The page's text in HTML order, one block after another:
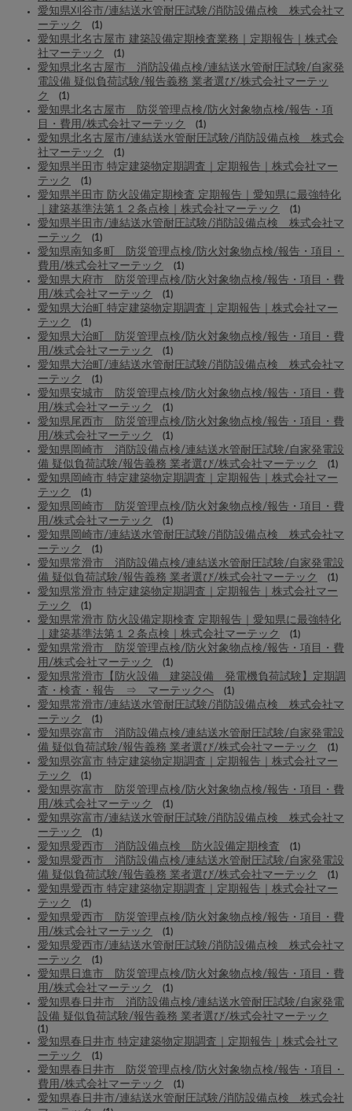
愛知県刈谷市/連結送水管耐圧試験/消防設備点検 株式会社マ
ーテック
(1)
愛知県北名古屋市 建築設備定期検査業務｜定期報告｜株式会
社マーテック
(1)
愛知県北名古屋市 消防設備点検/連結送水管耐圧試験/自家発
電設備 疑似負荷試験/報告義務 業者選び/株式会社マーテッ
ク
(1)
愛知県北名古屋市 防災管理点検/防火対象物点検/報告・項
目・費用/株式会社マーテック
(1)
愛知県北名古屋市/連結送水管耐圧試験/消防設備点検 株式会
社マーテック
(1)
愛知県半田市 特定建築物定期調査｜定期報告｜株式会社マー
テック
(1)
愛知県半田市 防火設備定期検査 定期報告｜愛知県に最強特化
｜建築基準法第１２条点検｜株式会社マーテック
(1)
愛知県半田市/連結送水管耐圧試験/消防設備点検 株式会社マ
ーテック
(1)
愛知県南知多町 防災管理点検/防火対象物点検/報告・項目・
費用/株式会社マーテック
(1)
愛知県大府市 防災管理点検/防火対象物点検/報告・項目・費
用/株式会社マーテック
(1)
愛知県大治町 特定建築物定期調査｜定期報告｜株式会社マー
テック
(1)
愛知県大治町 防災管理点検/防火対象物点検/報告・項目・費
用/株式会社マーテック
(1)
愛知県大治町/連結送水管耐圧試験/消防設備点検 株式会社マ
ーテック
(1)
愛知県安城市 防災管理点検/防火対象物点検/報告・項目・費
用/株式会社マーテック
(1)
愛知県尾西市 防災管理点検/防火対象物点検/報告・項目・費
用/株式会社マーテック
(1)
愛知県岡崎市 消防設備点検/連結送水管耐圧試験/自家発電設
備 疑似負荷試験/報告義務 業者選び/株式会社マーテック
(1)
愛知県岡崎市 特定建築物定期調査｜定期報告｜株式会社マー
テック
(1)
愛知県岡崎市 防災管理点検/防火対象物点検/報告・項目・費
用/株式会社マーテック
(1)
愛知県岡崎市/連結送水管耐圧試験/消防設備点検 株式会社マ
ーテック
(1)
愛知県常滑市 消防設備点検/連結送水管耐圧試験/自家発電設
備 疑似負荷試験/報告義務 業者選び/株式会社マーテック
(1)
愛知県常滑市 特定建築物定期調査｜定期報告｜株式会社マー
テック
(1)
愛知県常滑市 防火設備定期検査 定期報告｜愛知県に最強特化
｜建築基準法第１２条点検｜株式会社マーテック
(1)
愛知県常滑市 防災管理点検/防火対象物点検/報告・項目・費
用/株式会社マーテック
(1)
愛知県常滑市【防火設備 建築設備 発電機負荷試験】定期調
査・検査・報告 ⇒ マーテックへ
(1)
愛知県常滑市/連結送水管耐圧試験/消防設備点検 株式会社マ
ーテック
(1)
愛知県弥富市 消防設備点検/連結送水管耐圧試験/自家発電設
備 疑似負荷試験/報告義務 業者選び/株式会社マーテック
(1)
愛知県弥富市 特定建築物定期調査｜定期報告｜株式会社マー
テック
(1)
愛知県弥富市 防災管理点検/防火対象物点検/報告・項目・費
用/株式会社マーテック
(1)
愛知県弥富市/連結送水管耐圧試験/消防設備点検 株式会社マ
ーテック
(1)
愛知県愛西市 消防設備点検 防火設備定期検査 (1)
愛知県愛西市 消防設備点検/連結送水管耐圧試験/自家発電設
備 疑似負荷試験/報告義務 業者選び/株式会社マーテック
(1)
愛知県愛西市 特定建築物定期調査｜定期報告｜株式会社マー
テック
(1)
愛知県愛西市 防災管理点検/防火対象物点検/報告・項目・費
用/株式会社マーテック
(1)
愛知県愛西市/連結送水管耐圧試験/消防設備点検 株式会社マ
ーテック
(1)
愛知県日進市 防災管理点検/防火対象物点検/報告・項目・費
用/株式会社マーテック
(1)
愛知県春日井市 消防設備点検/連結送水管耐圧試験/自家発電
設備 疑似負荷試験/報告義務 業者選び/株式会社マーテック
(1)
愛知県春日井市 特定建築物定期調査｜定期報告｜株式会社マ
ーテック
(1)
愛知県春日井市 防災管理点検/防火対象物点検/報告・項目・
費用/株式会社マーテック
(1)
愛知県春日井市/連結送水管耐圧試験/消防設備点検 株式会社